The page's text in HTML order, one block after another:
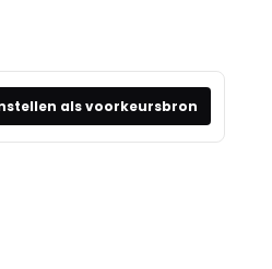
als voorkeursbron